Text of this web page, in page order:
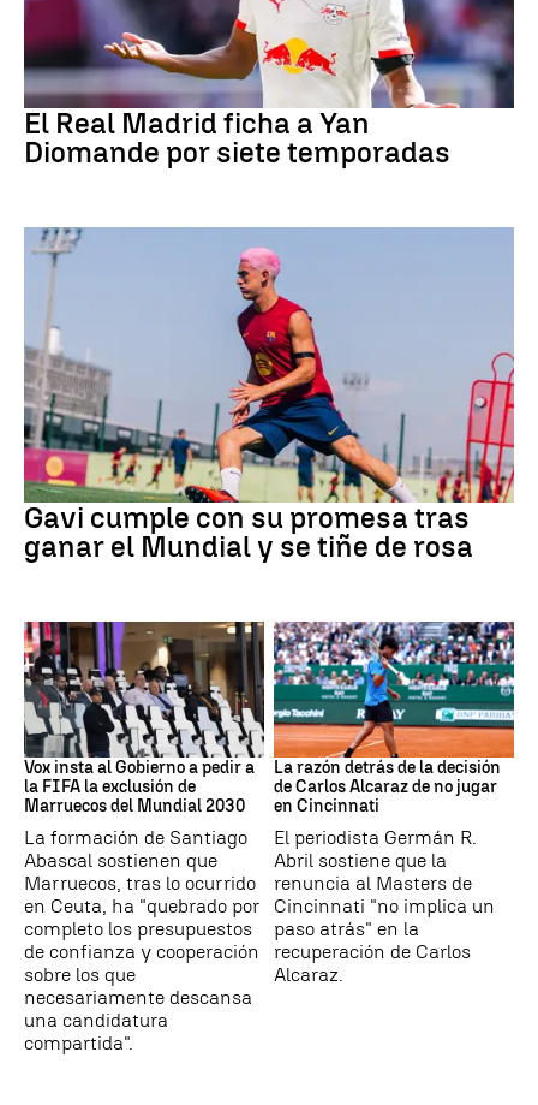
Fútbol
El Real Madrid ficha a Yan
Diomande por siete temporadas
Fútbol
Gavi cumple con su promesa tras
ganar el Mundial y se tiñe de rosa
Mundial 2030
Vox insta al Gobierno a pedir a
la FIFA la exclusión de
Marruecos del Mundial 2030
La formación de Santiago
Abascal sostienen que
Marruecos, tras lo ocurrido
en Ceuta, ha "quebrado por
completo los presupuestos
de confianza y cooperación
sobre los que
necesariamente descansa
una candidatura
compartida".
Tenis
La razón detrás de la decisión
de Carlos Alcaraz de no jugar
en Cincinnati
El periodista Germán R.
Abril sostiene que la
renuncia al Masters de
Cincinnati "no implica un
paso atrás" en la
recuperación de Carlos
Alcaraz.